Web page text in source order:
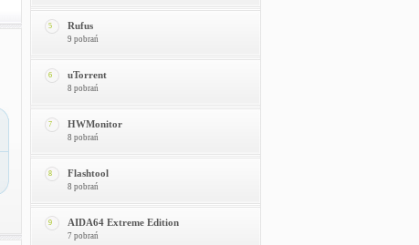
5 Rufus
9 pobrań
6 uTorrent
8 pobrań
7 HWMonitor
8 pobrań
8 Flashtool
8 pobrań
9 AIDA64 Extreme Edition
7 pobrań